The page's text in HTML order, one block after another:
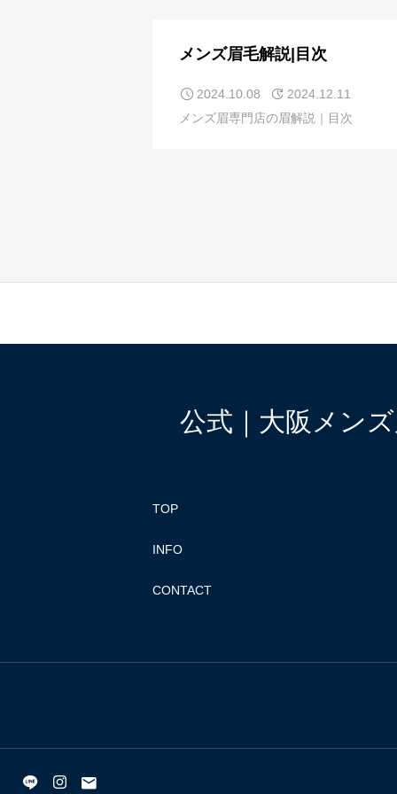
メンズ眉毛解説|目次
2024.10.08
2024.12.11
メンズ眉専門店の眉解説｜目次
公式｜大阪メン
TOP
INFO
CONTACT